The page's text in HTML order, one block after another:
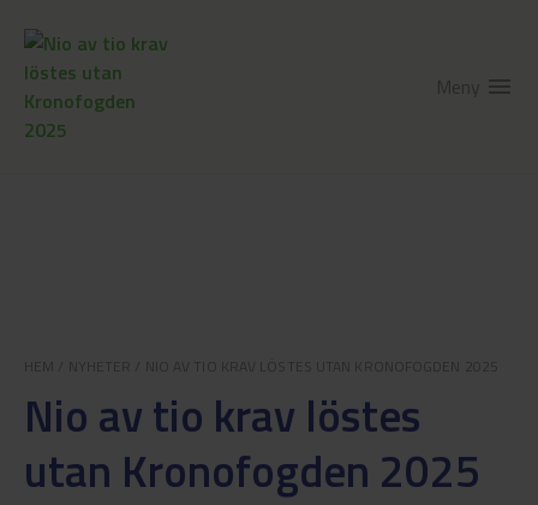
Meny menu
NYHETER NIO AV TIO KRAV LÖSTES UTAN KRONOFOGDEN 2025
Nio av tio krav löstes
utan Kronofogden 2025